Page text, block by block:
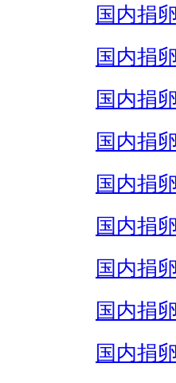
国内捐
国内捐
国内捐
国内捐
国内捐
国内捐
国内捐
国内捐
国内捐